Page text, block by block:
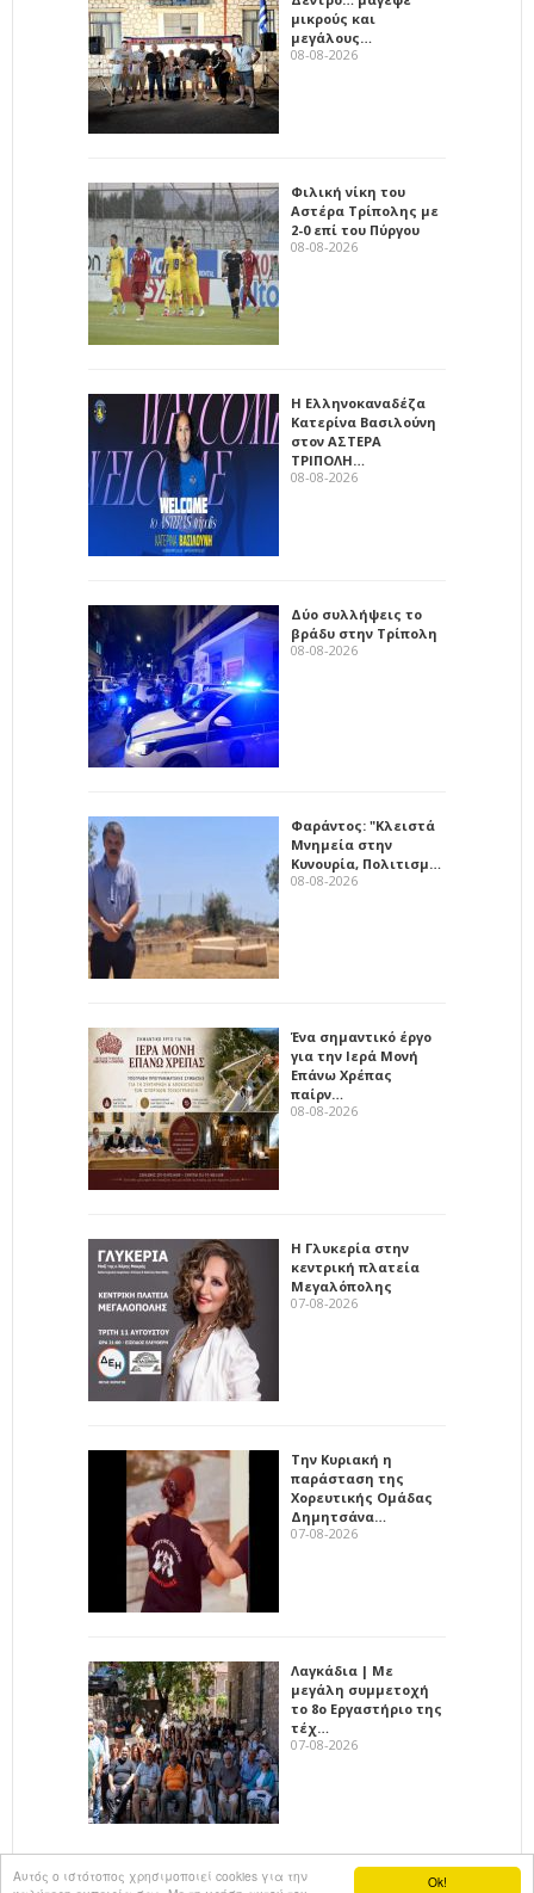
Ok!
Αυτός ο ιστότοπος χρησιμοποιεί cookies για την
μικρούς και
μεγάλους…
08-08-2026
Φιλική νίκη του
Αστέρα Τρίπολης με
2-0 επί του Πύργου
08-08-2026
Η Ελληνοκαναδέζα
Κατερίνα Βασιλούνη
στον ΑΣΤΕΡΑ
ΤΡΙΠΟΛΗ…
08-08-2026
Δύο συλλήψεις το
βράδυ στην Τρίπολη
08-08-2026
Φαράντος: "Κλειστά
Μνημεία στην
Κυνουρία, Πολιτισμ…
08-08-2026
Ένα σημαντικό έργο
για την Ιερά Μονή
Επάνω Χρέπας
παίρν…
08-08-2026
Η Γλυκερία στην
κεντρική πλατεία
Μεγαλόπολης
07-08-2026
Την Κυριακή η
παράσταση της
Χορευτικής Ομάδας
Δημητσάνα…
07-08-2026
Λαγκάδια | Με
μεγάλη συμμετοχή
το 8ο Εργαστήριο της
τέχ…
07-08-2026